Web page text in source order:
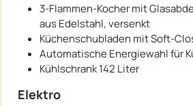
3-Flammen-Kocher mit
aus Edelstahl, versenkt
Küchenschubladen mit Soft-
Automatische Energiewahl für
Kühlschrank 142 Liter
Elektro